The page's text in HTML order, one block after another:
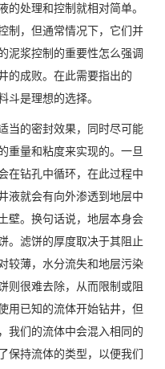
处理和控制就相对简单。
制，但通常情况下，它们并
泥浆控制的重要性怎么强调
的成败。在此需要指出的
斗是理想的选择。
当的密封效果，同时尽可能
重量和粘度来实现的。一旦
在钻孔中循环，在此过程中
液就会有向外渗透到地层中
壁。换句话说，地层本身会
。滤饼的厚度取决于其阻止
较薄，水分流失和地层污染
则很难去除，从而限制或阻
用已知的流体开始钻井，但
我们的流体中会混入相同的
保持流体的类型，以便我们